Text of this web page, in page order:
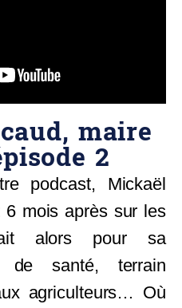
maire
2
podcast, Mickaël
mois après sur les
alors pour sa
de santé, terrain
agriculteurs… Où